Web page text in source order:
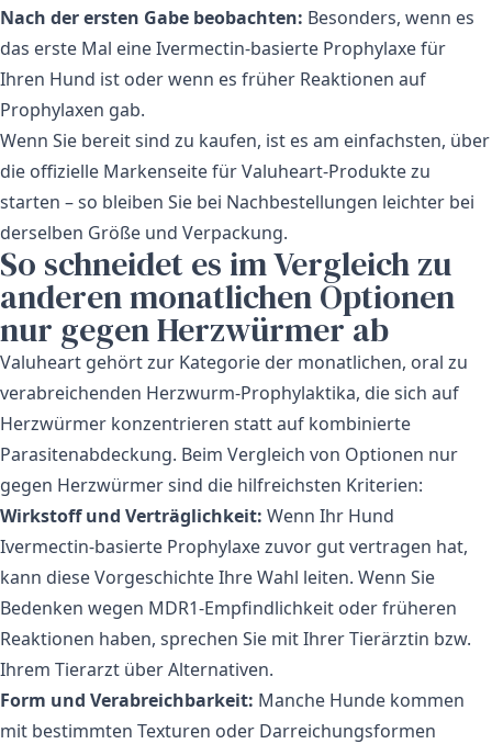
Nach der ersten Gabe beobachten: Besonders, wenn es
das erste Mal eine Ivermectin-basierte Prophylaxe für
Ihren Hund ist oder wenn es früher Reaktionen auf
Prophylaxen gab.
Wenn Sie bereit sind zu kaufen, ist es am einfachsten, über
die offizielle Markenseite fürValuheart-Produktezu
starten – so bleiben Sie bei Nachbestellungen leichter bei
derselben Größe und Verpackung.
So schneidet es im Vergleich zu
anderen monatlichen Optionen
nur gegen Herzwürmer ab
Valuheart gehört zur Kategorie der monatlichen, oral zu
verabreichenden Herzwurm-Prophylaktika, die sich auf
Herzwürmer konzentrieren statt auf kombinierte
Parasitenabdeckung. Beim Vergleich von Optionen nur
gegen Herzwürmer sind die hilfreichsten Kriterien:
Wirkstoff und Verträglichkeit: Wenn Ihr Hund
Ivermectin-basierte Prophylaxe zuvor gut vertragen hat,
kann diese Vorgeschichte Ihre Wahl leiten. Wenn Sie
Bedenken wegen MDR1-Empfindlichkeit oder früheren
Reaktionen haben, sprechen Sie mit Ihrer Tierärztin bzw.
Ihrem Tierarzt über Alternativen.
Form und Verabreichbarkeit: Manche Hunde kommen
mit bestimmten Texturen oder Darreichungsformen